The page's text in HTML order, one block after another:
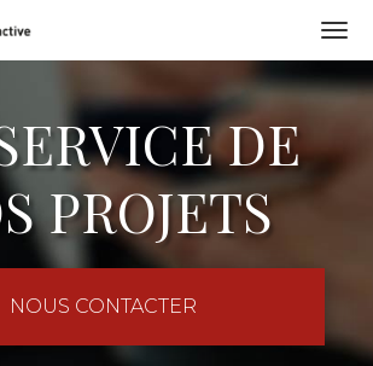
DE
PROJETS
NOUS CONTACTER